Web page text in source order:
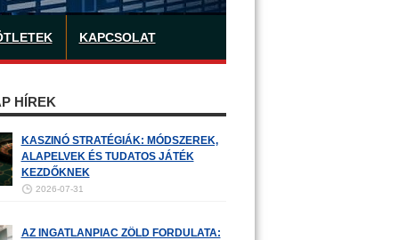
KAPCSOLAT
HÍREK
KASZINÓ STRATÉGIÁK: MÓDSZEREK,
ALAPELVEK ÉS TUDATOS JÁTÉK
KEZDŐKNEK
2026-07-31
AZ INGATLANPIAC ZÖLD FORDULATA: